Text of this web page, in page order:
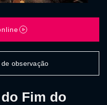
Fim do
observação